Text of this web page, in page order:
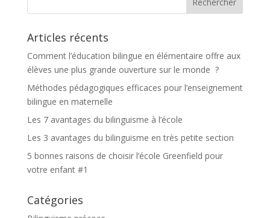
Articles récents
Comment l’éducation bilingue en élémentaire offre aux
élèves une plus grande ouverture sur le monde ?
Méthodes pédagogiques efficaces pour l’enseignement
bilingue en maternelle
Les 7 avantages du bilinguisme à l’école
Les 3 avantages du bilinguisme en très petite section
5 bonnes raisons de choisir l’école Greenfield pour
votre enfant #1
Catégories